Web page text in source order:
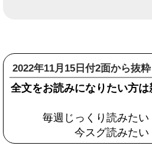
2022年11月15日付2面から抜粋
全文をお読みになりたい方
毎週じっくり読みたい
今スグ読みたい